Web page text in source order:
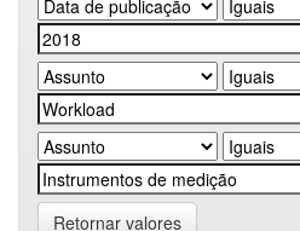
Retornar valores